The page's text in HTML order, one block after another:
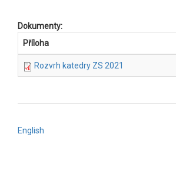
Dokumenty:
Příloha
Rozvrh katedry ZS 2021
English